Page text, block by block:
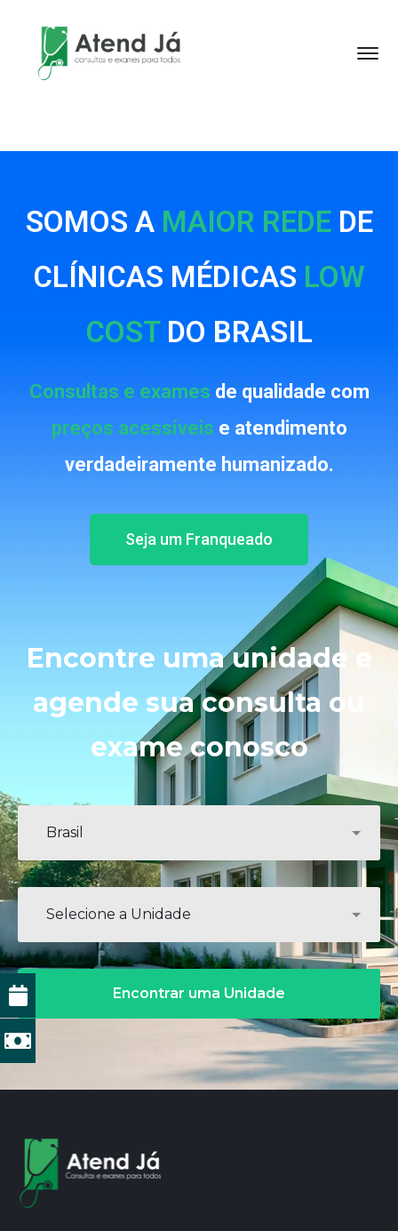
SOMOS A MAIOR REDEDE
CLÍNICAS MÉDICAS LOW
COSTDO BRASIL
Consultas e exames de qualidade com
preços acessíveis e atendimento
verdadeiramente humanizado.
Seja um Franqueado
Encontre uma unidade e
agende sua consulta ou
exame conosco